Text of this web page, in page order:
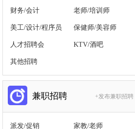
财务/会计 老师/培训师
美工/设计/程序员 保健师/美容师
人才招聘会 KTV/酒吧
其他招聘
兼职招聘 +发布兼职招聘
派发/促销 家教/老师